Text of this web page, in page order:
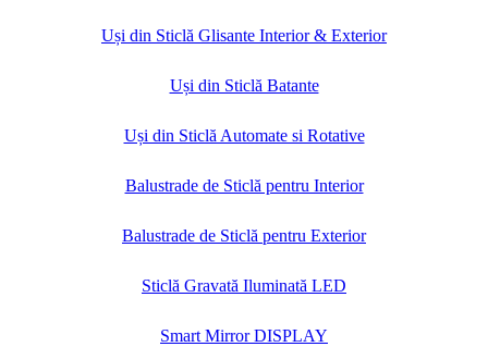
Uși din Sticlă Glisante Interior & Exterior
Uși din Sticlă Batante
Uși din Sticlă Automate si Rotative
Balustrade de Sticlă pentru Interior
Balustrade de Sticlă pentru Exterior
Sticlă Gravată Iluminată LED
Smart Mirror DISPLAY